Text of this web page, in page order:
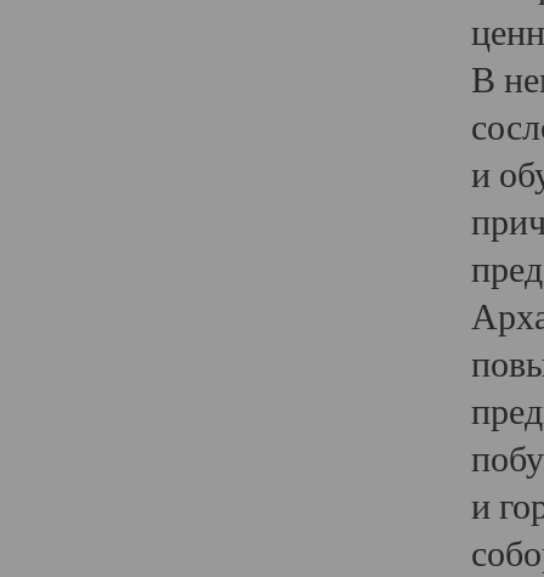
В
и
и